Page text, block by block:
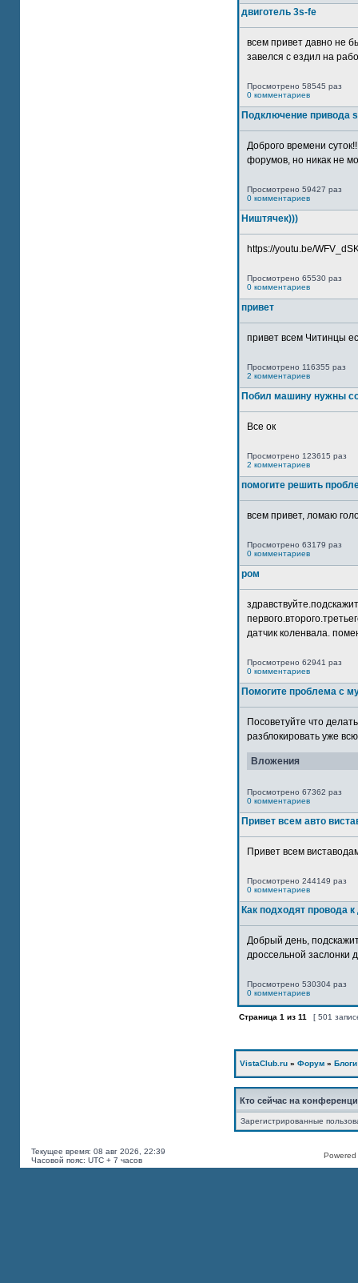
двиготель 3s-fe
всем привет давно не
завелся с ездил на
Просмотрено 58545 раз
0 комментариев
Подключение привода
Доброго времени
форумов, но никак не
Просмотрено 59427 раз
0 комментариев
Ништячек)))
https://youtu.be/
Просмотрено 65530 раз
0 комментариев
привет
привет всем Читинцы
Просмотрено 116355 раз
2 комментариев
Побил машину нужны
Все ок
Просмотрено 123615 раз
2 комментариев
помогите решить
всем привет, ломаю
Просмотрено 63179 раз
0 комментариев
ром
датчик коленвала.
Просмотрено 62941 раз
0 комментариев
Помогите проблема с
Посоветуйте что
разблокировать уже
Вложения
Просмотрено 67362 раз
0 комментариев
Привет всем авто
Привет всем
Просмотрено 244149 раз
0 комментариев
Как подходят провода
Добрый день,
дроссельной заслонки
Просмотрено 530304 раз
0 комментариев
Страница 1 из 11 [ 501
VistaClub.ru » Форум » Блоги
Кто сейчас на
Зарегистрированные
Текущее время: 08 авг 2026, 22:39
Часовой пояс: UTC + 7 часов